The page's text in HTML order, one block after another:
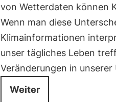
von Wetterdaten können
Wenn man diese
Klimainformationen
unser tägliches Leben
Veränderungen in
Weiter